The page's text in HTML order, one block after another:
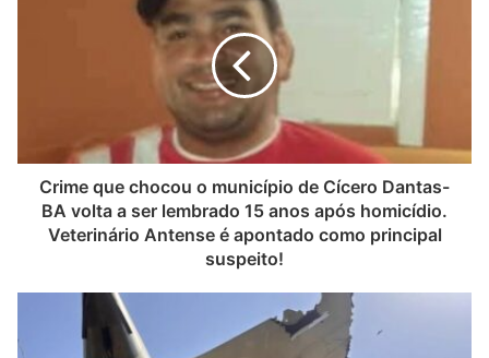
Crime que chocou o município de Cícero Dantas-
BA volta a ser lembrado 15 anos após homicídio.
Veterinário Antense é apontado como principal
suspeito!